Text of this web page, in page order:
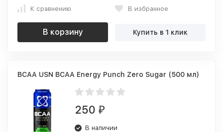
К сравнению В избранное
В корзину Купить в 1 клик
BCAA USN BCAA Energy Punch Zero Sugar (500 мл)
250 ₽
В наличии